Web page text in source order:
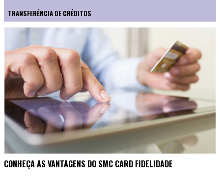
TRANSFERÊNCIA DE CRÉDITOS
CONHEÇA AS VANTAGENS DO SMC CARD FIDELIDADE